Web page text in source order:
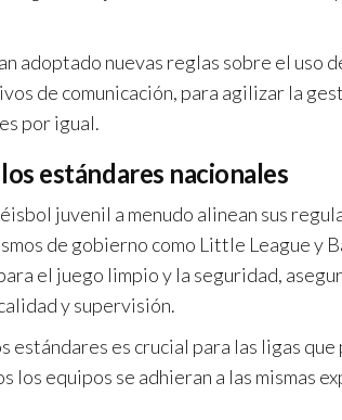
adoptado nuevas reglas sobre el
de comunicación, para agilizar la
por igual.
estándares nacionales
juvenil a menudo alinean sus
de gobierno como Little League y
el juego limpio y la seguridad,
y supervisión.
estándares es crucial para las ligas
los equipos se adhieran a las mismas